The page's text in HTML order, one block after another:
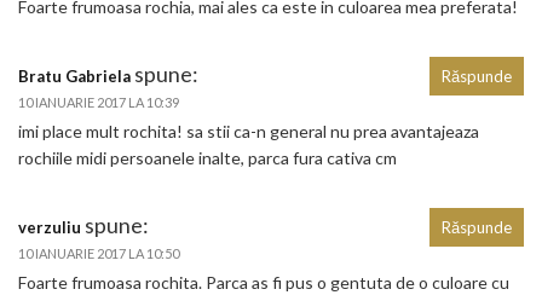
Foarte frumoasa rochia, mai ales ca este in culoarea mea preferata!
Bratu Gabriela spune:
10 IANUARIE 2017 LA 10:39
imi place mult rochita! sa stii ca-n general nu prea avantajeaza
rochiile midi persoanele inalte, parca fura cativa cm
Răspunde
verzuliu spune:
10 IANUARIE 2017 LA 10:50
Foarte frumoasa rochita. Parca as fi pus o gentuta de o culoare cu
Răspunde